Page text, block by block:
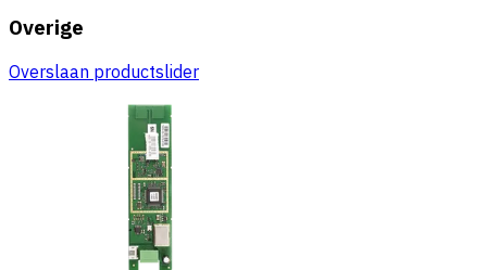
Overige
Overslaan productslider